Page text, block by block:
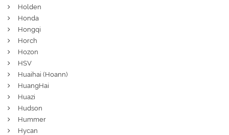
Holden
Honda
Hongqi
Horch
Hozon
HSV
Huaihai (Hoann)
HuangHai
Huazi
Hudson
Hummer
Hycan